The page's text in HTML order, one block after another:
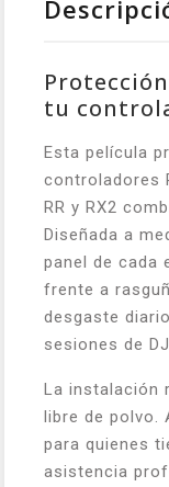
tu
Esta película
controladores
RR y RX2
Diseñada a
panel de cada
frente a
desgaste
sesiones de
La instalación
libre de polvo.
para quienes
asistencia